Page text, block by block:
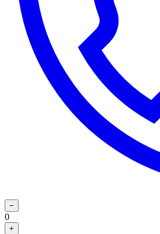
−
0
+